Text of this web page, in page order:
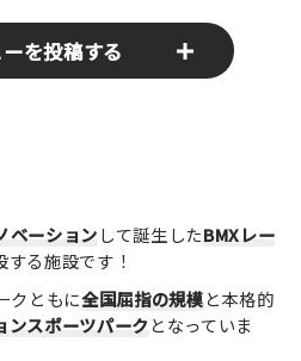
を投稿する
をぜひお寄せください！みんな
）
ベーションして誕生したBMXレー
する施設です！
クともに全国屈指の規模と本格的
ンスポーツパークとなっていま